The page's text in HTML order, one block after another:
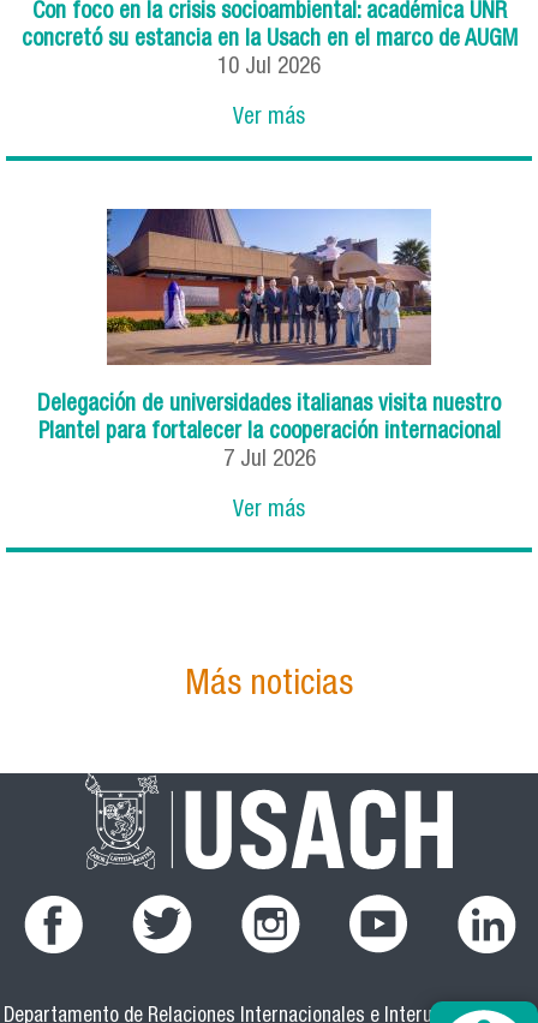
Con foco en la crisis socioambiental: académica UNR
concretó su estancia en la Usach en el marco de AUGM
10 Jul 2026
Ver más
Delegación de universidades italianas visita nuestro
Plantel para fortalecer la cooperación internacional
7 Jul 2026
Ver más
Más noticias
Departamento de Relaciones Internacionales e Interuniversitarias